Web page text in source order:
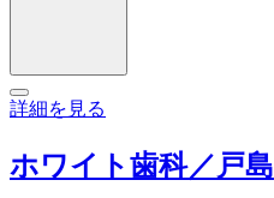
詳細を見る
ホワイト歯科／戸島